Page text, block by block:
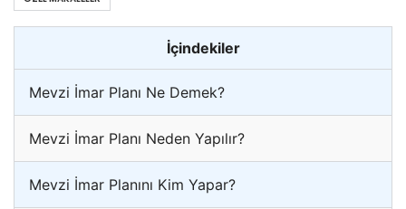
İçindekiler
Mevzi İmar Planı Ne Demek?
Mevzi İmar Planı Neden Yapılır?
Mevzi İmar Planını Kim Yapar?